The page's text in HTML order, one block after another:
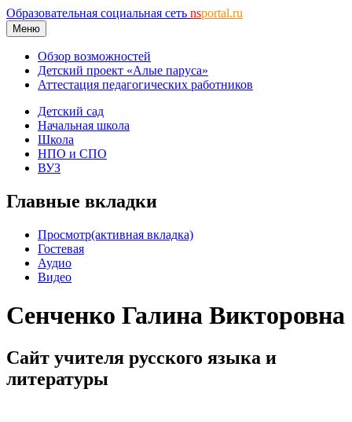
Образовательная социальная сеть nsportal.ru
Меню
Обзор возможностей
Детский проект «Алые паруса»
Аттестация педагогических работников
Детский сад
Начальная школа
Школа
НПО и СПО
ВУЗ
Главные вкладки
Просмотр(активная вкладка)
Гостевая
Аудио
Видео
Сенченко Галина Викторовна
Сайт учителя русского языка и
литературы